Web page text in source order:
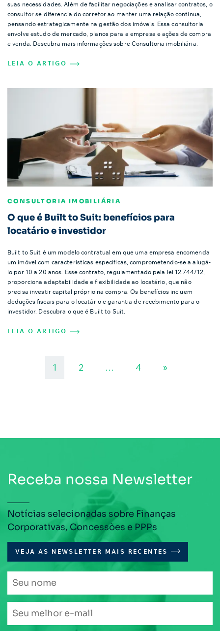
suas necessidades. Além de facilitar negociações e analisar contratos, o
consultor se diferencia do corretor ao manter uma relação contínua,
pensando estrategicamente na gestão dos imóveis. Essa consultoria
envolve estudo de mercado, planos para a empresa e ações de compra
e venda. Descubra mais informações sobre Consultoria imobiliária.
LEIA O ARTIGO
CONSULTORIA IMOBILIÁRIA
O que é Built to Suit: benefícios para
locatário e investidor
Built to Suit é um modelo contratual em que uma empresa encomenda
um imóvel com características específicas, comprometendo-se a alugá-
lo por 10 a 20 anos. Esse contrato, regulamentado pela lei 12.744/12,
proporciona adaptabilidade e flexibilidade ao locatário, que não
precisa investir capital próprio na compra. Os benefícios incluem
deduções fiscais para o locatário e garantia de recebimento para o
investidor. Descubra o que é Built to Suit.
LEIA O ARTIGO
1 2 … 4 »
Receba nossa Newsletter
Notícias selecionadas sobre Finanças
Corporativas, Concessões e PPPs
VEJA AS NEWSLETTER MAIS RECENTES